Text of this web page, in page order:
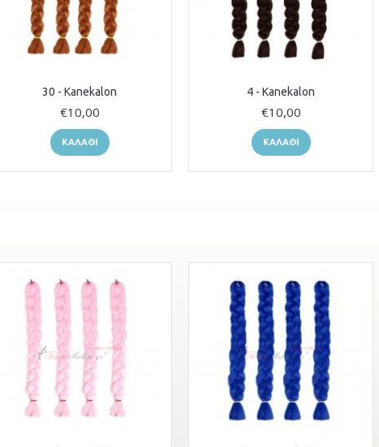
30 - Kanekalon
€10,00
ΚΑΛΆΘΙ
4 - Kanekalon
€10,00
ΚΑΛΆΘΙ